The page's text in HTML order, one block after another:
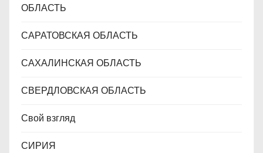
ОБЛАСТЬ
САРАТОВСКАЯ ОБЛАСТЬ
САХАЛИНСКАЯ ОБЛАСТЬ
СВЕРДЛОВСКАЯ ОБЛАСТЬ
Свой взгляд
СИРИЯ